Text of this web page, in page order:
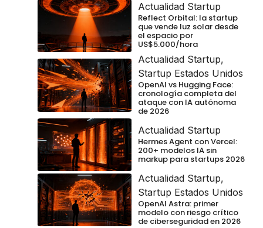
Actualidad Startup
Reflect Orbital: la startup
que vende luz solar desde
el espacio por
US$5.000/hora
Actualidad Startup,
Startup Estados Unidos
OpenAI vs Hugging Face:
cronología completa del
ataque con IA autónoma
de 2026
Actualidad Startup
Hermes Agent con Vercel:
200+ modelos IA sin
markup para startups 2026
Actualidad Startup,
Startup Estados Unidos
OpenAI Astra: primer
modelo con riesgo crítico
de ciberseguridad en 2026